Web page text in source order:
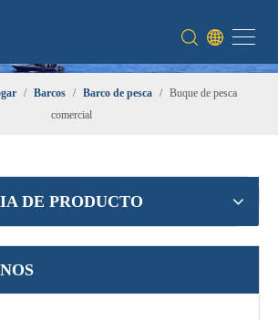
/ Barcos / Barco de pesca / Buque de pesca
comercial
DE PRODUCTO